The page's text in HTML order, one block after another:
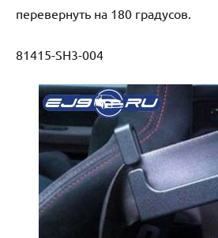
перевернуть на 180 градусов.
81415-SH3-004